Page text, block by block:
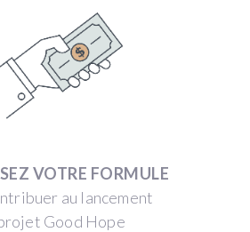
VOTRE FORMULE
au lancement
Good Hope